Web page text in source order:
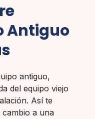
Antiguo
antiguo,
del equipo viejo
Así te
a una